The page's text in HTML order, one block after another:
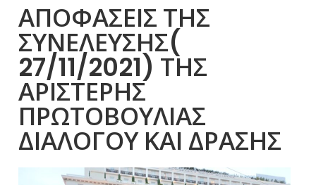
ΑΠΟΦΑΣΕΙΣ ΤΗΣ
ΣΥΝΕΛΕΥΣΗΣ(
27/11/2021) ΤΗΣ
ΑΡΙΣΤΕΡΗΣ
ΠΡΩΤΟΒΟΥΛΙΑΣ
ΔΙΑΛΟΓΟΥ ΚΑΙ ΔΡΑΣΗΣ